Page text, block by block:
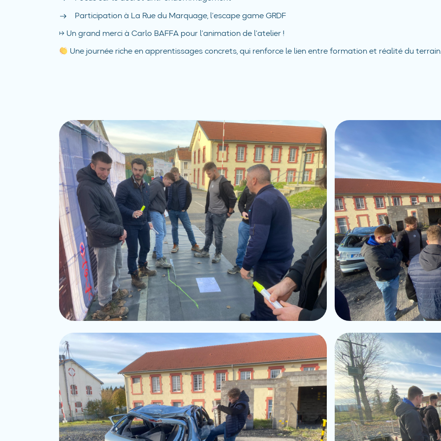
Participation à La Rue du Marquage, l’escape game GRDF
→ Un grand merci à Carlo BAFFA pour l’animation de l’atelier !
Une journée riche en apprentissages concrets, qui renforce le lien entre formation et réalité du